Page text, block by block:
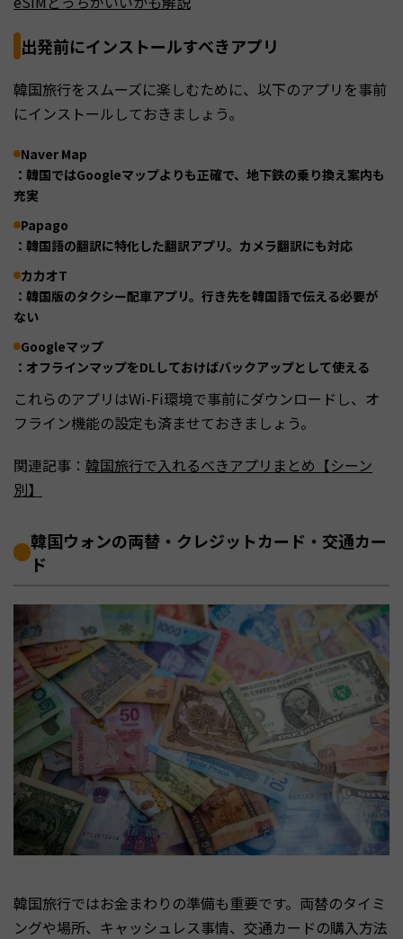
出発前にインストールすべきアプリ
韓国旅行をスムーズに楽しむために、以下のアプリを事前
にインストールしておきましょう。
Naver Map
：韓国ではGoogleマップよりも正確で、地下鉄の乗り換え案内も
充実
Papago
：韓国語の翻訳に特化した翻訳アプリ。カメラ翻訳にも対応
カカオT
：韓国版のタクシー配車アプリ。行き先を韓国語で伝える必要が
ない
Googleマップ
：オフラインマップをDLしておけばバックアップとして使える
これらのアプリはWi-Fi環境で事前にダウンロードし、オ
フライン機能の設定も済ませておきましょう。
関連記事： 韓国旅行で入れるべきアプリまとめ【シーン
別】
韓国ウォンの両替・クレジットカード・交通カー
ド
韓国旅行ではお金まわりの準備も重要です。両替のタイミ
ングや場所、キャッシュレス事情、交通カードの購入方法